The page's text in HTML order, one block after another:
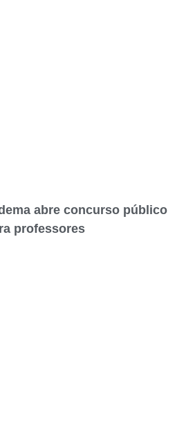
abre concurso público
professores